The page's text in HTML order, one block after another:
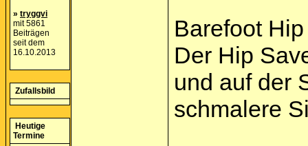
» tryggvi
mit 5861
Beiträgen
seit dem
16.10.2013
Zufallsbild
Heutige
Termine
Barefoot
Der Hip
und auf der
schmalere